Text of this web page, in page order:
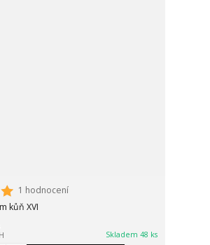
1 hodnocení
kůň XVI
Skladem 48 ks